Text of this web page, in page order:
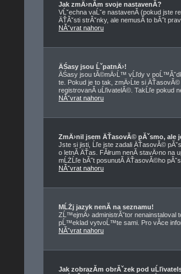
Jak zmÄ›nĂ­m svoje nastavenĂ­?
VĹˇechna vaĹˇe nastavenĂ­ (pokud jste
ÄŤĂˇsti strĂˇnky, ale nemusĂ­ to bĂ˝t
NĂˇvrat nahoru
ÄŚasy jsou ĹˇpatnÄ›!
ÄŚasy jsou tĂ©mÄ›Ĺ™ vĹľdy v
te. Pokud je to tak, zmÄ›Ĺte si
registrovanĂ­ uĹľivatelĂ©. TakĹľe pokud
NĂˇvrat nahoru
ZmÄ›nil jsem ÄŤasovĂ© pĂˇsmo, ale
Jste si jisti, Ĺľe jste zadali ÄŤasovĂ©
o letnĂ­ ÄŤas. FĂłrum nenĂ­ stavÄ›no na
mĹŻĹľe bĂ˝t posunutĂ­ ÄŤasovĂ©ho
NĂˇvrat nahoru
MĹŻj jazyk nenĂ­ na seznamu!
ZĹ™ejmÄ› administrĂˇtor nenainstaloval
pĹ™eklad vytvoĹ™te sami. Pro vĂ­ce
NĂˇvrat nahoru
Jak zobrazĂ­m obrĂˇzek pod